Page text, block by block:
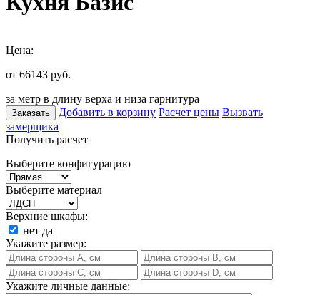
Цена:
от 66143 руб.
за метр в длину верха и низа гарнитура
Заказать Добавить в корзину Расчет цены Вызвать
замерщика
Получить расчет
Выберите конфигурацию
Выберите материал
Верхние шкафы:
нет да
Укажите размер:
Укажите личные данные: